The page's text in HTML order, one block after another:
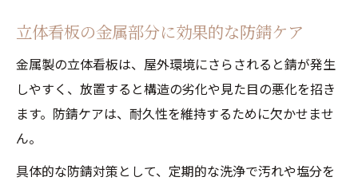
立体看板の金属部分に効果的な防錆ケア
金属製の立体看板は、屋外環境にさらされると錆が発生
しやすく、放置すると構造の劣化や見た目の悪化を招き
ます。防錆ケアは、耐久性を維持するために欠かせませ
ん。
具体的な防錆対策として、定期的な洗浄で汚れや塩分を